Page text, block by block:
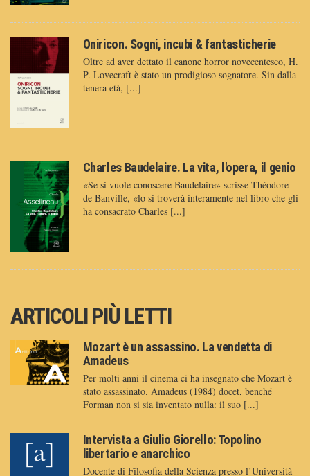
Oniricon. Sogni, incubi & fantasticherie
Oltre ad aver dettato il canone horror novecentesco, H.
P. Lovecraft è stato un prodigioso sognatore. Sin dalla
tenera età, [...]
Charles Baudelaire. La vita, l'opera, il genio
«Se si vuole conoscere Baudelaire» scrisse Théodore
de Banville, «lo si troverà interamente nel libro che gli
ha consacrato Charles [...]
ARTICOLI PIÙ LETTI
Mozart è un assassino. La vendetta di
Amadeus
Per molti anni il cinema ci ha insegnato che Mozart è
stato assassinato. Amadeus (1984) docet, benché
Forman non si sia inventato nulla: il suo [...]
Intervista a Giulio Giorello: Topolino
libertario e anarchico
Docente di Filosofia della Scienza presso l’Università